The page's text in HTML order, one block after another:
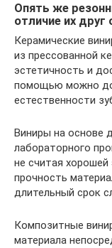
Опять же
отличие их друг
Керамические
из прессованной
эстетичность и
помощью можно
естественности
Виниры на основе
лабораторного
не считая хорошей
прочность
длительный срок
Композитные
материала